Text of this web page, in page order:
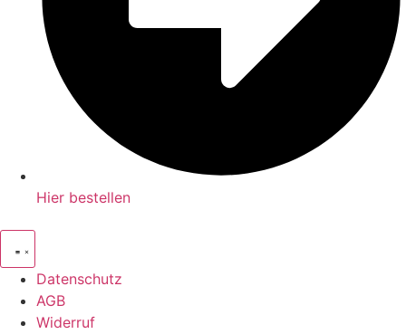
Hier bestellen
Datenschutz
AGB
Widerruf